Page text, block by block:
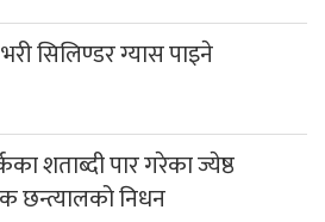
सिलिण्डर ग्यास पाइने
शताब्दी पार गरेका ज्येष्ठ
छन्त्यालको निधन